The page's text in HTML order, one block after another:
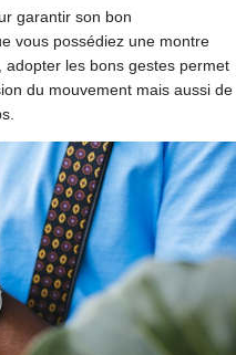
garantir son bon
vous possédiez une montre
les bons gestes permet
du mouvement mais aussi de